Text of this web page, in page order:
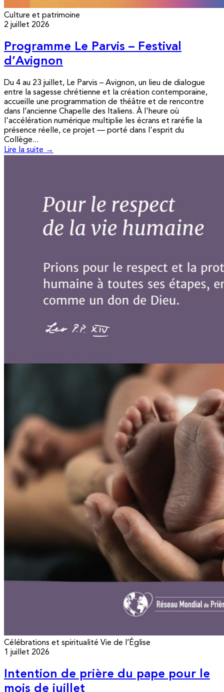
Culture et patrimoine
2 juillet 2026
Programme Le Parvis – Festival
d’Avignon
Du 4 au 23 juillet, Le Parvis – Avignon, un lieu de dialogue
entre la sagesse chrétienne et la création contemporaine,
accueille une programmation de théâtre et de rencontre
dans l’ancienne Chapelle des Italiens. À l'heure où
l'accélération numérique multiplie les écrans et raréfie la
présence réelle, ce projet — porté dans l'esprit du
Collège...
Lire la suite →
Célébrations et spiritualité Vie de l’Église
1 juillet 2026
Intention de prière du pape pour le
mois de juillet